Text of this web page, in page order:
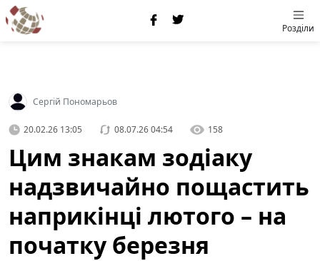
Розділи
Сергій Пономарьов
20.02.26 13:05 08.07.26 04:54 158
Цим знакам зодіаку
надзвичайно пощастить
наприкінці лютого – на
початку березня